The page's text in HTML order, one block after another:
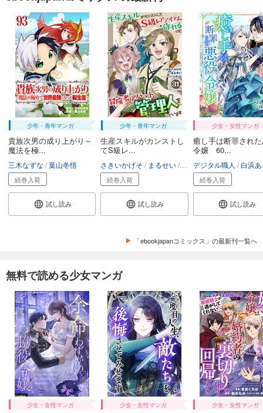
少年・青年マンガ
貴族次男の成り上がり～
魔法を極...
三木なずな 葉山冬悟
続巻入荷
試し読み
少年・青年マンガ
生産スキルがカンストし
てS級レ...
さきいかげそ まるせい riritto
続巻入荷
試し読み
少女・女性マンガ
癒し手は断罪され
令嬢 60...
デジタル職人 白浜
続巻入荷
試し読み
「ebookjapanコミックス」の最新刊一覧へ
無料で読める少女マンガ
少女・女性マンガ 少女・女性マンガ 少女・女性マンガ